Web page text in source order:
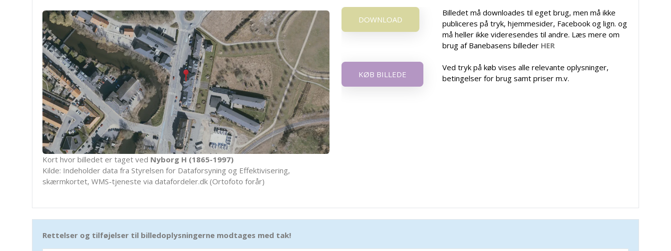
Kort hvor billedet er taget ved Nyborg H (1865-1997)
Kilde: Indeholder data fra Styrelsen for Dataforsyning og Effektivisering,
skærmkortet, WMS-tjeneste via datafordeler.dk (Ortofoto forår)
DOWNLOAD
Billedet må downloades til eget brug, men må ikke
publiceres på tryk, hjemmesider, Facebook og lign. og
må heller ikke videresendes til andre. Læs mere om
brug af Banebasens billeder HER
KØB BILLEDE
Ved tryk på køb vises alle relevante oplysninger,
betingelser for brug samt priser m.v.
Rettelser og tilføjelser til billedoplysningerne modtages med tak!